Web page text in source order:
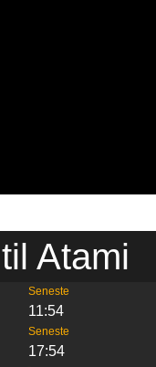
Atami
Seneste
11:54
Seneste
17:54